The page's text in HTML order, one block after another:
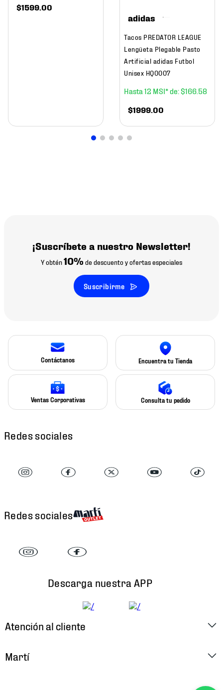
$1599 00
adidas
Tacos PREDATOR LEAGUE
Lengüeta Plegable Pasto
Artificial adidas Futbol
Unisex HQ0007
12 $166 58
$1999 00
¡Suscríbete a nuestro Newsletter!
Y obtén10% de descuento y ofertas especiales
Suscribirme
Contáctanos Encuentra tu Tienda
Ventas Corporativas Consulta tu pedido
Redes sociales
Redes sociales
Descarga nuestra APP
Atención al cliente
Martí